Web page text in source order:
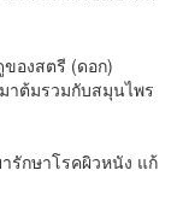
องสตรี (ดอก)
าต้มรวมกับสมุนไพร
รักษาโรคผิวหนัง แก้